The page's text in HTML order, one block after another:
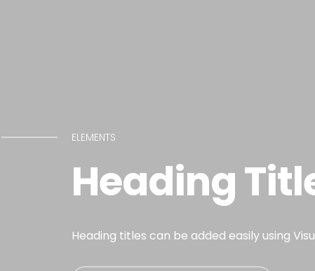
ELEMENTS
Heading
Heading titles can be added easily using